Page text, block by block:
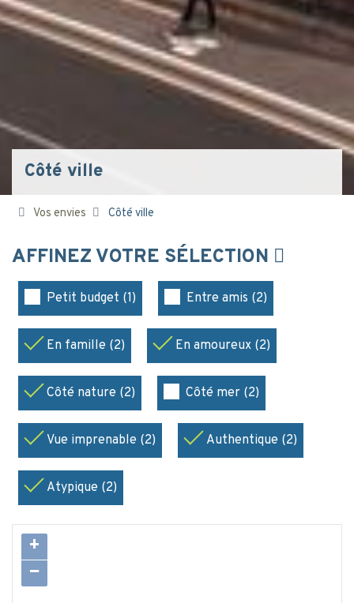
Côté ville
Vos envies Côté ville
AFFINEZ VOTRE SÉLECTION
Petit budget (1) Entre amis (2)
En famille (2) En amoureux (2)
Côté nature (2) Côté mer (2)
Vue imprenable (2) Authentique (2)
Atypique (2)
+
−